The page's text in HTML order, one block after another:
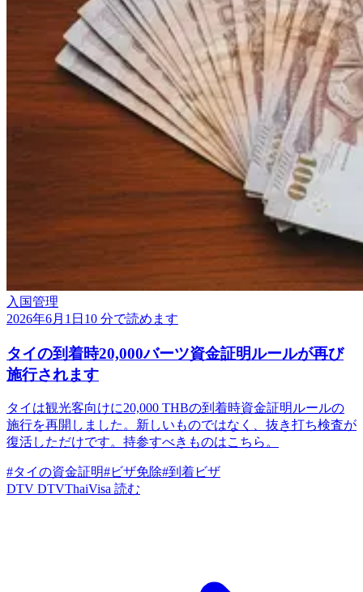
入国管理
2026年6月1日 10 分で読めます
タイの到着時20,000バーツ資金証明ルールが再び
施行されます
タイは観光客向けに20,000 THBの到着時資金証明ルールの
施行を再開しました。新しいものではなく、抜き打ち検査が
復活しただけです。持参すべきものはこちら。
#タイの資金証明#ビザ免除#到着ビザ
DTV DTVThaiVisa 読む